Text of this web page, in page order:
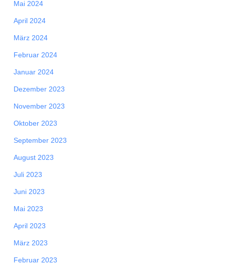
Mai 2024
April 2024
März 2024
Februar 2024
Januar 2024
Dezember 2023
November 2023
Oktober 2023
September 2023
August 2023
Juli 2023
Juni 2023
Mai 2023
April 2023
März 2023
Februar 2023